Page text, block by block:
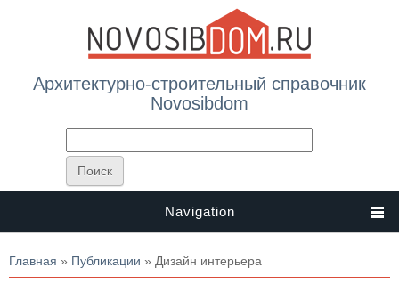
Архитектурно-строительный справочник
Novosibdom
Navigation
Вы здесь
Главная » Публикации » Дизайн интерьера